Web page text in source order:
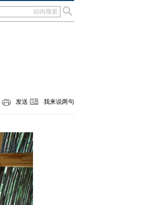
发送 我来说两句